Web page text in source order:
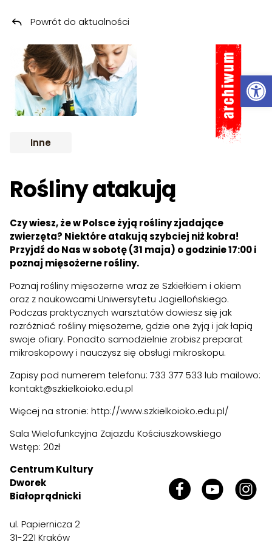
Przeskocz do treści
ARCHIWUM
Inne
Rośliny atakują
Powrót do aktualności
Czy wiesz, że w Polsce żyją rośliny zjadające
zwierzęta? Niektóre atakują szybciej niż kobra!
Przyjdź do Nas w sobotę (31 maja) o godzinie 17:00 i
poznaj mięsożerne rośliny.
Poznaj rośliny mięsożerne wraz ze Szkiełkiem i okiem
oraz z naukowcami Uniwersytetu Jagiellońskiego.
Podczas praktycznych warsztatów dowiesz się jak
rozróżniać rośliny mięsożerne, gdzie one żyją i jak łapią
swoje ofiary. Ponadto samodzielnie zrobisz preparat
mikroskopowy i nauczysz się obsługi mikroskopu.
Zapisy pod numerem telefonu: 733 377 533 lub mailowo:
kontakt@szkielkoioko.edu.pl
Więcej na stronie: http://www.szkielkoioko.edu.pl/
Sala Wielofunkcyjna Zajazdu Kościuszkowskiego
Wstęp: 20zł
Centrum Kultury
Dworek
Białoprądnicki
ul. Papiernicza 2
31-221 Kraków